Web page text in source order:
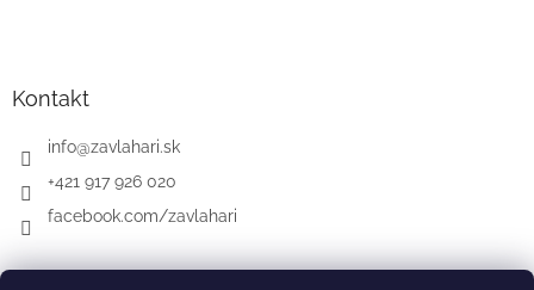
Kontakt
info@zavlahari.sk
+421 917 926 020
facebook.com/zavlahari